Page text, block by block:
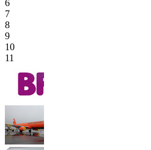
6
7
8
9
10
11